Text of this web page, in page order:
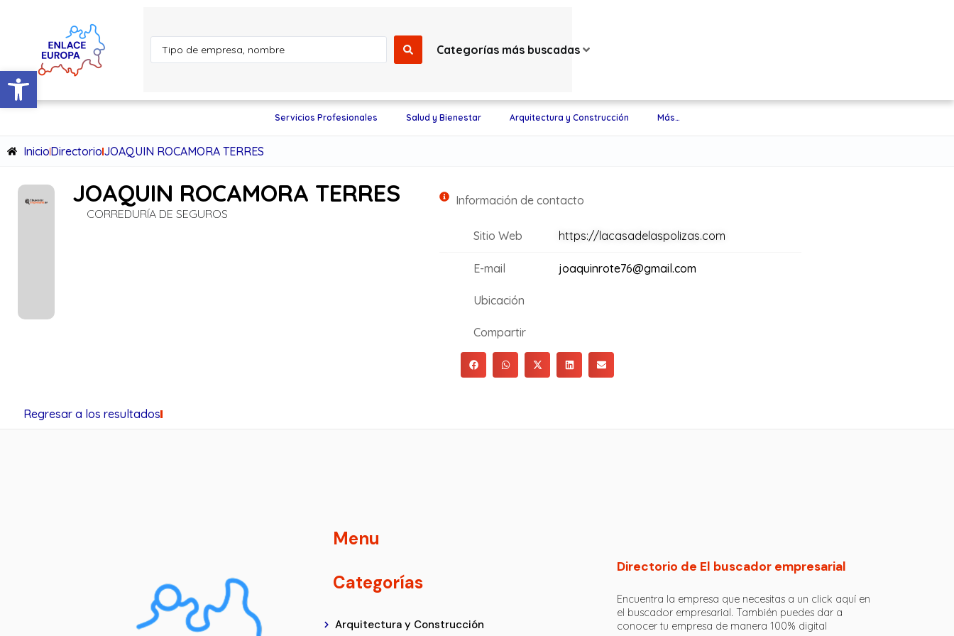
Abrir barra de herramientas
Categorías más buscadas
Servicios Profesionales Salud y Bienestar Arquitectura y Construcción Más…
InicioDirectorioJOAQUIN ROCAMORA TERRES
JOAQUIN ROCAMORA TERRES
CORREDURÍA DE SEGUROS
Información de contacto
Sitio Web https://lacasadelaspolizas.com
E-mail joaquinrote76@gmail.com
Ubicación
Compartir
Regresar a los resultados
Menu
Categorías
Arquitectura y Construcción
Directorio de El buscador empresarial
Encuentra la empresa que necesitas a un click aquí en
el buscador empresarial. También puedes dar a
conocer tu empresa de manera 100% digital